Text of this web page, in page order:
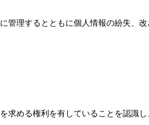
理するとともに個人情報の紛失、
求める権利を有していることを認